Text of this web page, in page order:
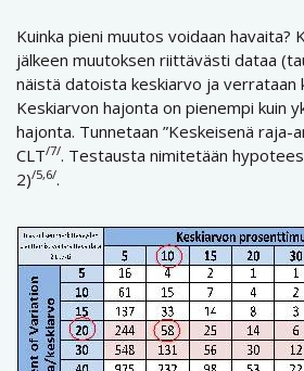
Kuinka pieni muutos voidaan havaita?
jälkeen muutoksen riittävästi dataa
näistä datoista keskiarvo ja verrataan
Keskiarvon hajonta on pienempi kuin
hajonta. Tunnetaan ”Keskeisenä raja-
CLT/7/. Testausta nimitetään
2)/5,6/.